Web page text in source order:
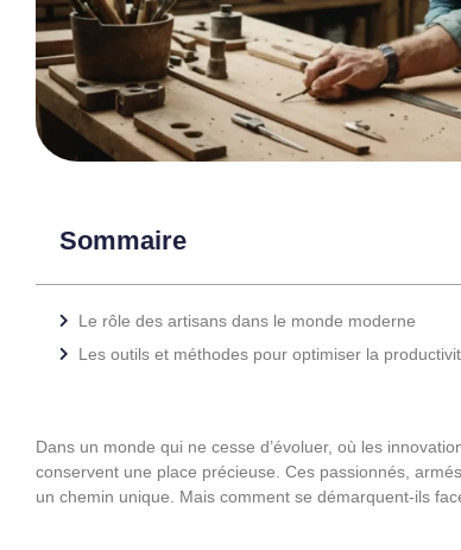
Sommaire
Le rôle des artisans dans le monde moderne
Les outils et méthodes pour optimiser la
Dans un monde qui ne cesse d’évoluer, où les
conservent une place précieuse. Ces passionnés,
un chemin unique. Mais comment se démarquent-ils